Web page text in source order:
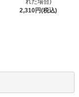
れた場合)
2,310円(税込)